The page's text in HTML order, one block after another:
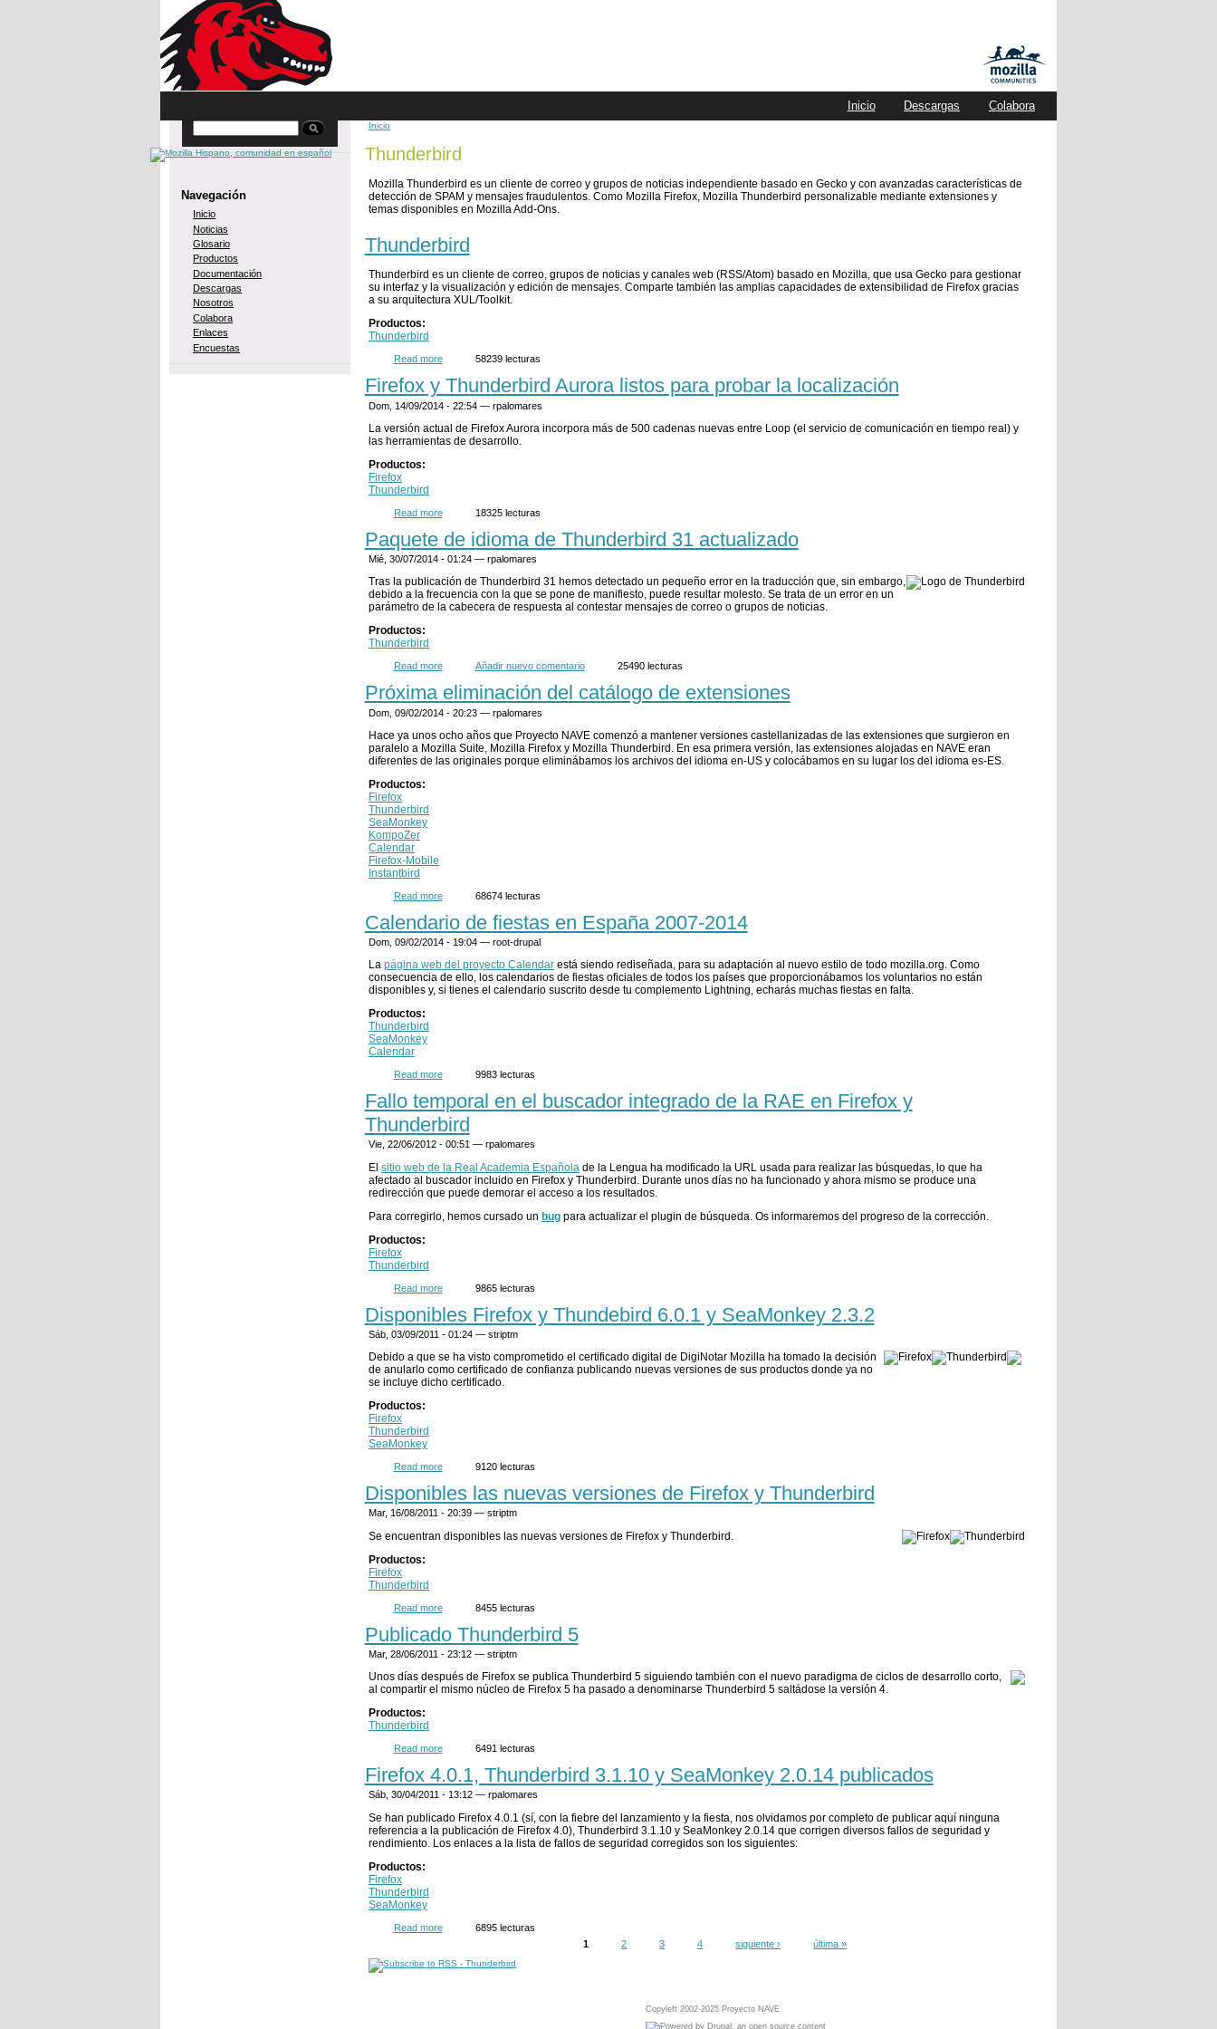
Inicio Descargas Colabora
Navegación
Inicio
Noticias
Glosario
Productos
Documentación
Descargas
Nosotros
Colabora
Enlaces
Encuestas
Inicio
Thunderbird
Mozilla Thunderbird es un cliente de correo y grupos de noticias independiente basado en Gecko y con avanzadas características de
detección de SPAM y mensajes fraudulentos. Como Mozilla Firefox, Mozilla Thunderbird personalizable mediante extensiones y
temas disponibles en Mozilla Add-Ons.
Thunderbird
Thunderbird es un cliente de correo, grupos de noticias y canales web (RSS/Atom) basado en Mozilla, que usa Gecko para gestionar
su interfaz y la visualización y edición de mensajes. Comparte también las amplias capacidades de extensibilidad de Firefox gracias
a su arquitectura XUL/Toolkit.
Productos:
Thunderbird
Read moreabout Thunderbird
58239 lecturas
Firefox y Thunderbird Aurora listos para probar la localización
Dom, 14/09/2014 - 22:54 — rpalomares
La versión actual de Firefox Aurora incorpora más de 500 cadenas nuevas entre Loop (el servicio de comunicación en tiempo real) y
las herramientas de desarrollo.
Productos:
Firefox
Thunderbird
Read moreabout Firefox y Thunderbird Aurora listos para probar la localización
18325 lecturas
Paquete de idioma de Thunderbird 31 actualizado
Mié, 30/07/2014 - 01:24 — rpalomares
Tras la publicación de Thunderbird 31 hemos detectado un pequeño error en la traducción que, sin embargo,
debido a la frecuencia con la que se pone de manifiesto, puede resultar molesto. Se trata de un error en un
parámetro de la cabecera de respuesta al contestar mensajes de correo o grupos de noticias.
Productos:
Thunderbird
Read moreabout Paquete de idioma de Thunderbird 31 actualizado
Añadir nuevo comentario 25490 lecturas
Próxima eliminación del catálogo de extensiones
Dom, 09/02/2014 - 20:23 — rpalomares
Hace ya unos ocho años que Proyecto NAVE comenzó a mantener versiones castellanizadas de las extensiones que surgieron en
paralelo a Mozilla Suite, Mozilla Firefox y Mozilla Thunderbird. En esa primera versión, las extensiones alojadas en NAVE eran
diferentes de las originales porque eliminábamos los archivos del idioma en-US y colocábamos en su lugar los del idioma es-ES.
Productos:
Firefox
Thunderbird
SeaMonkey
KompoZer
Calendar
Firefox-Mobile
Instantbird
Read moreabout Próxima eliminación del catálogo de extensiones
68674 lecturas
Calendario de fiestas en España 2007-2014
Dom, 09/02/2014 - 19:04 — root-drupal
La página web del proyecto Calendar está siendo rediseñada, para su adaptación al nuevo estilo de todo mozilla.org. Como
consecuencia de ello, los calendarios de fiestas oficiales de todos los países que proporcionábamos los voluntarios no están
disponibles y, si tienes el calendario suscrito desde tu complemento Lightning, echarás muchas fiestas en falta.
Productos:
Thunderbird
SeaMonkey
Calendar
Read moreabout Calendario de fiestas en España 2007-2014
9983 lecturas
Fallo temporal en el buscador integrado de la RAE en Firefox y
Thunderbird
Vie, 22/06/2012 - 00:51 — rpalomares
El sitio web de la Real Academia Española de la Lengua ha modificado la URL usada para realizar las búsquedas, lo que ha
afectado al buscador incluido en Firefox y Thunderbird. Durante unos días no ha funcionado y ahora mismo se produce una
redirección que puede demorar el acceso a los resultados.
Para corregirlo, hemos cursado un bug para actualizar el plugin de búsqueda. Os informaremos del progreso de la corrección.
Productos:
Firefox
Thunderbird
Read moreabout Fallo temporal en el buscador integrado de la RAE en Firefox y Thunderbird
9865 lecturas
Disponibles Firefox y Thundebird 6.0.1 y SeaMonkey 2.3.2
Sáb, 03/09/2011 - 01:24 — striptm
Debido a que se ha visto comprometido el certificado digital de DigiNotar Mozilla ha tomado la decisión
de anularlo como certificado de confianza publicando nuevas versiones de sus productos donde ya no
se incluye dicho certificado.
Productos:
Firefox
Thunderbird
SeaMonkey
Read moreabout Disponibles Firefox y Thundebird 6.0.1 y SeaMonkey 2.3.2
9120 lecturas
Disponibles las nuevas versiones de Firefox y Thunderbird
Mar, 16/08/2011 - 20:39 — striptm
Se encuentran disponibles las nuevas versiones de Firefox y Thunderbird.
Productos:
Firefox
Thunderbird
Read moreabout Disponibles las nuevas versiones de Firefox y Thunderbird
8455 lecturas
Publicado Thunderbird 5
Mar, 28/06/2011 - 23:12 — striptm
Unos días después de Firefox se publica Thunderbird 5 siguiendo también con el nuevo paradigma de ciclos de desarrollo corto,
al compartir el mismo núcleo de Firefox 5 ha pasado a denominarse Thunderbird 5 saltádose la versión 4.
Productos:
Thunderbird
Read moreabout Publicado Thunderbird 5
6491 lecturas
Firefox 4.0.1, Thunderbird 3.1.10 y SeaMonkey 2.0.14 publicados
Sáb, 30/04/2011 - 13:12 — rpalomares
Se han publicado Firefox 4.0.1 (sí, con la fiebre del lanzamiento y la fiesta, nos olvidamos por completo de publicar aquí ninguna
referencia a la publicación de Firefox 4.0), Thunderbird 3.1.10 y SeaMonkey 2.0.14 que corrigen diversos fallos de seguridad y
rendimiento. Los enlaces a la lista de fallos de seguridad corregidos son los siguientes:
Productos:
Firefox
Thunderbird
SeaMonkey
Read moreabout Firefox 4.0.1, Thunderbird 3.1.10 y SeaMonkey 2.0.14 publicados
6895 lecturas
Páginas 1 2 3 4 siguiente › última »
Copyleft 2002-2025 Proyecto NAVE